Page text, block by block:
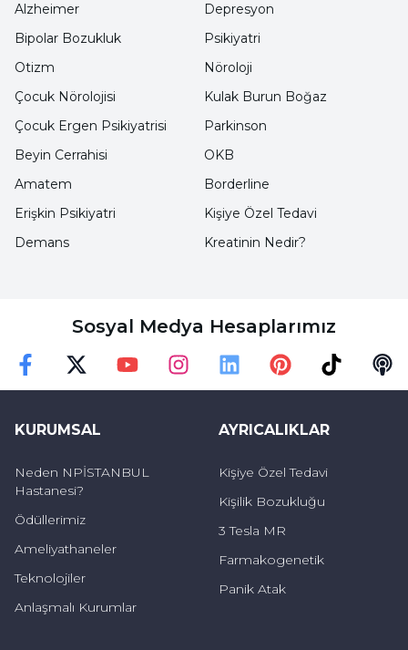
Alzheimer
Bipolar Bozukluk
Otizm
Çocuk Nörolojisi
Depresyon
Psikiyatri
Nöroloji
Kulak Burun Boğaz
Çocuk Ergen Psikiyatrisi
Beyin Cerrahisi
Amatem
Erişkin Psikiyatri
Demans
Parkinson
OKB
Borderline
Kişiye Özel Tedavi
Kreatinin Nedir?
Sosyal Medya Hesaplarımız
KURUMSAL
Neden NPİSTANBUL
Hastanesi?
Ödüllerimiz
Ameliyathaneler
Teknolojiler
Anlaşmalı Kurumlar
AYRICALIKLAR
Kişiye Özel Tedavi
Kişilik Bozukluğu
3 Tesla MR
Farmakogenetik
Panik Atak